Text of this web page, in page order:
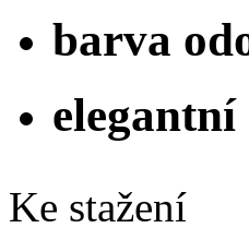
barva
Ke stažení